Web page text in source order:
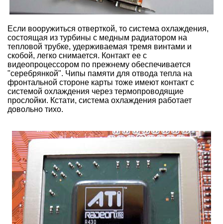
Если вооружиться отверткой, то система охлаждения,
состоящая из турбины с медным радиатором на
тепловой трубке, удерживаемая тремя винтами и
скобой, легко снимается. Контакт ее с
видеопроцессором по прежнему обеспечивается
"серебрянкой". Чипы памяти для отвода тепла на
фронтальной стороне карты тоже имеют контакт с
системой охлаждения через термопроводящие
прослойки. Кстати, система охлаждения работает
довольно тихо.